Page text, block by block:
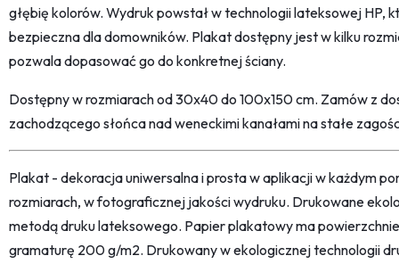
głębię kolorów. Wydruk powstał w technologii lateksowej HP,
bezpieczna dla domowników. Plakat dostępny jest w kilku
pozwala dopasować go do konkretnej ściany.
Dostępny w rozmiarach od 30x40 do 100x150 cm. Zamów z
zachodzącego słońca nad weneckimi kanałami na stałe
Plakat - dekoracja uniwersalna i prosta w aplikacji w każdym
rozmiarach, w fotograficznej jakości wydruku. Drukowane
metodą druku lateksowego. Papier plakatowy ma
gramaturę 200 g/m2. Drukowany w ekologicznej technologii